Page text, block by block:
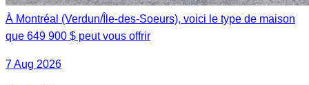
À Montréal (Verdun/Île-des-Soeurs), voici le type de maison
que 649 900 $ peut vous offrir
7 Aug 2026